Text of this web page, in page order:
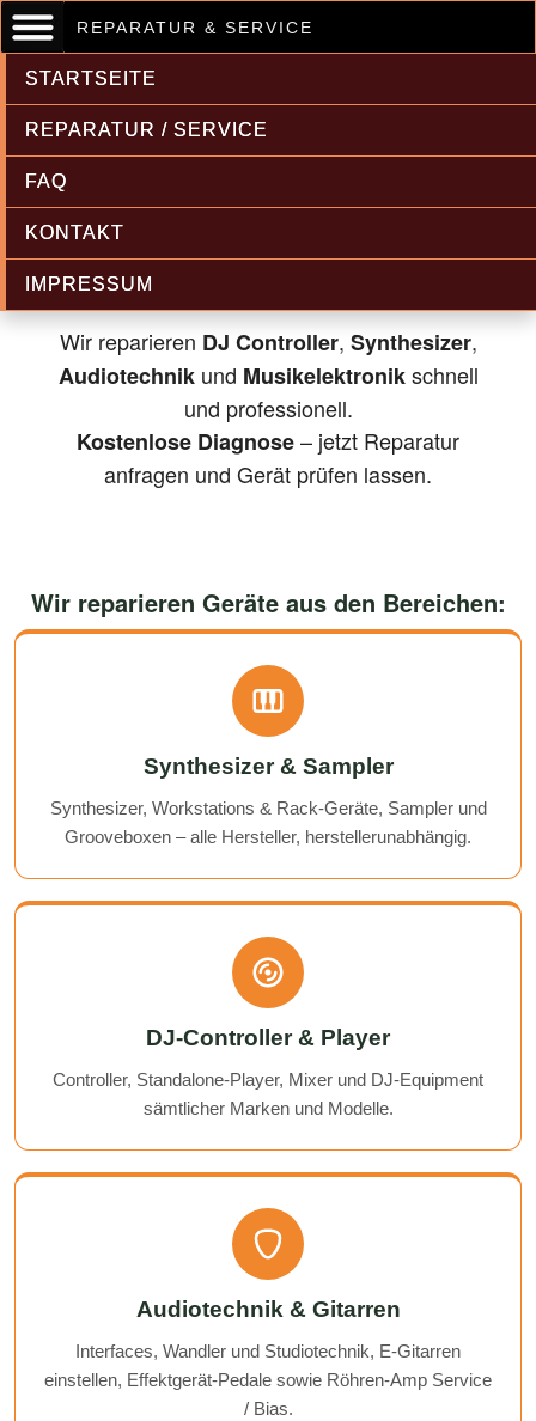
REPARATUR & SERVICE
STARTSEITE
REPARATUR / SERVICE
FAQ
KONTAKT
IMPRESSUM
Musikelektronik & Audiotechnik
Reparatur
Wir reparieren DJ Controller, Synthesizer,
Audiotechnikund Musikelektronikschnell
und professionell.
Kostenlose Diagnose– jetzt Reparatur
anfragen und Gerät prüfen lassen.
Wir reparieren Geräte aus den Bereichen:
Synthesizer & Sampler
Synthesizer, Workstations & Rack-Geräte, Sampler und
Grooveboxen – alle Hersteller, herstellerunabhängig.
DJ-Controller & Player
Controller, Standalone-Player, Mixer und DJ-Equipment
sämtlicher Marken und Modelle.
Audiotechnik & Gitarren
Interfaces, Wandler und Studiotechnik, E-Gitarren
einstellen, Effektgerät-Pedale sowie Röhren-Amp Service
/ Bias.